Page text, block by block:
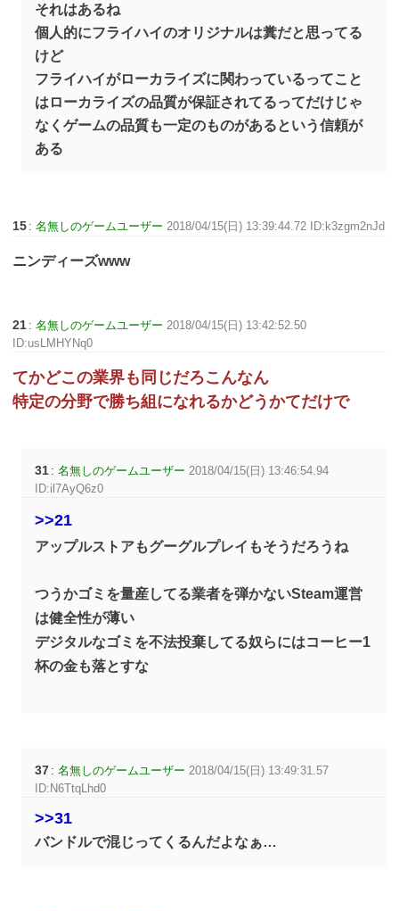
それはあるね
個人的にフライハイのオリジナルは糞だと思ってる
けど
フライハイがローカライズに関わっているってこと
はローカライズの品質が保証されてるってだけじゃ
なくゲームの品質も一定のものがあるという信頼が
ある
15 :名無しのゲームユーザー 2018/04/15(日) 13:39:44.72 ID:k3zgm2nJd
ニンディーズwww
21 :名無しのゲームユーザー 2018/04/15(日) 13:42:52.50
ID:usLMHYNq0
てかどこの業界も同じだろこんなん
特定の分野で勝ち組になれるかどうかてだけで
31 :名無しのゲームユーザー 2018/04/15(日) 13:46:54.94
ID:il7AyQ6z0
>>21
アップルストアもグーグルプレイもそうだろうね
つうかゴミを量産してる業者を弾かないSteam運営
は健全性が薄い
デジタルなゴミを不法投棄してる奴らにはコーヒー1
杯の金も落とすな
37 :名無しのゲームユーザー 2018/04/15(日) 13:49:31.57
ID:N6TtqLhd0
>>31
バンドルで混じってくるんだよなぁ…